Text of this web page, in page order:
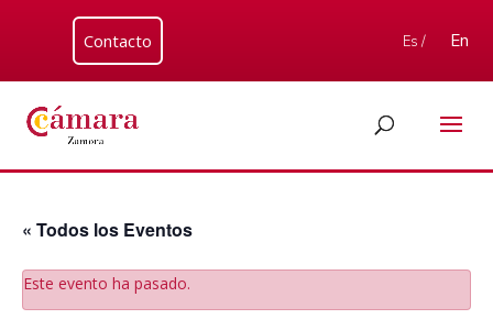
Contacto Es / En
« Todos los Eventos
Este evento ha pasado.